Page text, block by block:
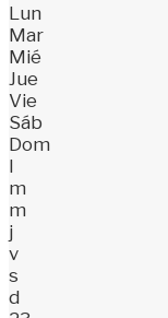
Lun
Mar
Mié
Jue
Vie
Sáb
Dom
l
m
m
j
v
s
d